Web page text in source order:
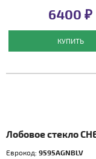
6400 ₽
КУПИТЬ
Лобовое стекло
Еврокод: 9595AGNBLV